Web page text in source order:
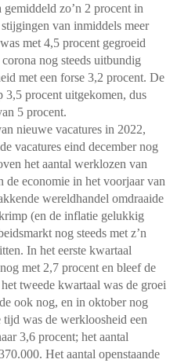
zo’n 2 procent in
van inmiddels meer
met 4,5 procent gegroeid
nog steeds uitbundig
met een forse 3,2 procent. De
procent uitgekomen, dus
5 procent.
nieuwe vacatures in 2022,
vacatures eind december nog
het aantal werklozen van
de economie in het voorjaar van
wereldhandel omdraaide
(en de inflatie gelukkig
nog steeds met z’n
In het eerste kwartaal
met 2,7 procent en bleef de
tweede kwartaal was de groei
ook nog, en in oktober nog
tijd was de werkloosheid een
3,6 procent; het aantal
Het aantal openstaande